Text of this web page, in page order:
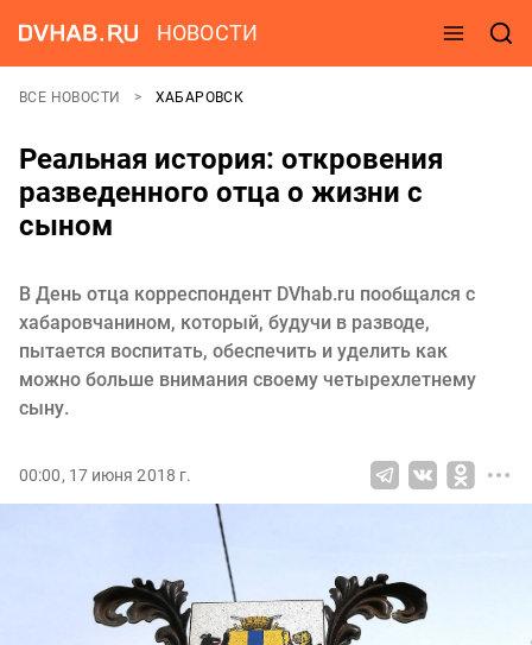
НОВОСТИ
ВСЕ НОВОСТИ ХАБАРОВСК
Реальная история: откровения
разведенного отца о жизни с
сыном
В День отца корреспондент DVhab.ru пообщался с
хабаровчанином, который, будучи в разводе,
пытается воспитать, обеспечить и уделить как
можно больше внимания своему четырехлетнему
сыну.
00:00, 17 июня 2018 г.